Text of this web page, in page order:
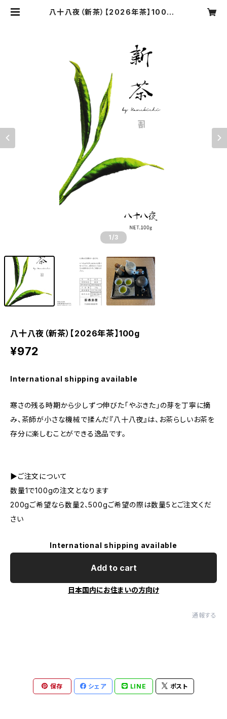
八十八夜（新茶）【2026年茶】100g |
1 /3
八十八夜（新茶）【2026年茶】100g
¥972
International shipping available
寒さの残る時期から少しずつ伸びた「やぶきた」の芽を丁寧に摘
み、茶師が小さな機械で揉んだ『八十八夜』は、お茶らしいお茶を
存分に楽しむことができる逸品です。
▶︎ご注文について
数量1で100gの注文となります
200gご希望なら数量2、500gご希望の際は数量5とご注文くだ
さい
International shipping available
Add to cart
日本国内にお住まいの方向け
通報する
保存 シェア LINE ポスト